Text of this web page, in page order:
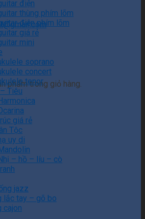
phẩm trong giỏ hàng.
điện
thùng phím lõm
điện phím lõm
giá rẻ
mini
soprano
concert
tenor
Tiêu
giá rẻ
Tộc
uy di
– hồ – líu – cò
jazz
lắc tay – gõ bo
cajon